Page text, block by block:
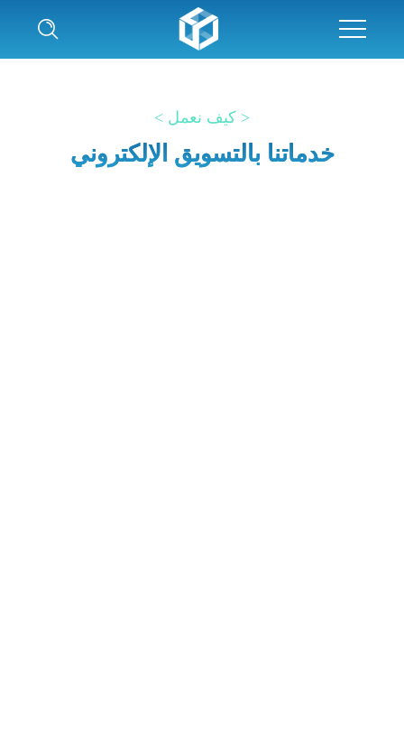
< كيف نعمل >
خدماتنا بالتسويق الإلكتروني